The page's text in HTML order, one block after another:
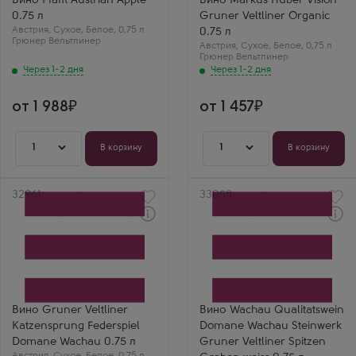
0.75 л
Австрия, Сухое, Белое, 0,75 л
Грюнер Вельтлинер
Через 1-2 дня
Страна
Австрия
Регион
Нижняя Австрия
от 1 988
1 В корзину
Gruner Veltliner Organic
0.75 л
Австрия, Сухое, Белое, 0,75 л
Грюнер Вельтлинер
Через 1-2 дня
Грюнер Вельтлинер
Страна
Австрия
Регион
Нижняя Австрия
от 1 457
1 В корзину
Артикул
32961
Вино Gruner Veltliner
Katzensprung Federspiel
Domane Wachau 0.75 л
Катценшпрунг
Domane Wachau
Сорт винограда
Грюнер Вельтлинер
Страна
Австрия
Артикул
33058
Вино Wachau Qualitatswein
Domane Wachau Steinwerk
Gruner Veltliner Spitzen
Домен Вахау Штайнверк
Domane Wachau
Сорт винограда
Грюнер Вельтлинер
Страна
Австрия